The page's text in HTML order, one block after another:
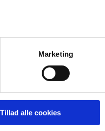
Marketing
Tillad alle cookies
i Odense. I biologi i 3.g
– organdonation i
medstuderende
Hun så blandt andet